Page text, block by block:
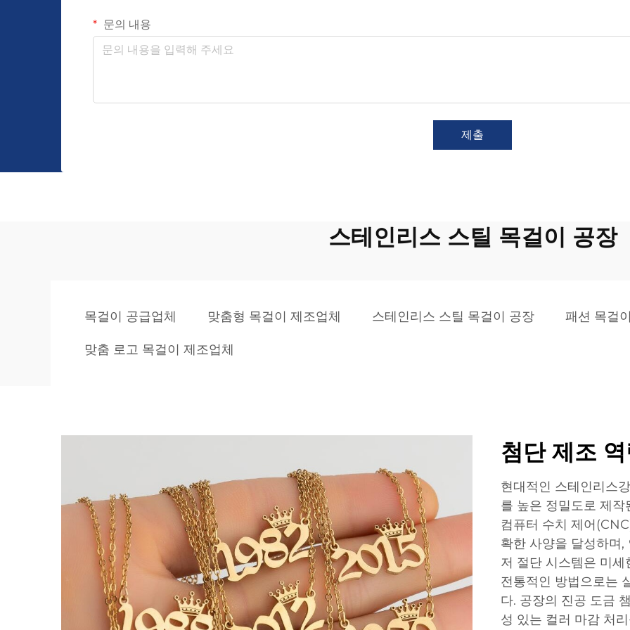
문의 내용
제출
스테인리스 스틸 목걸이 공장
목걸이 공급업체 맞춤형 목걸이 제조업체 스테인리스 스틸 목걸이 공장 패션 목걸
맞춤 로고 목걸이 제조업체
첨단 제조
현대적인 스테인리스
를 높은 정밀도로 제
컴퓨터 수치 제어
확한 사양을 달성하며,
저 절단 시스템은 미
전통적인 방법으로는
다. 공장의 진공 도금
성 있는 컬러 마감 처